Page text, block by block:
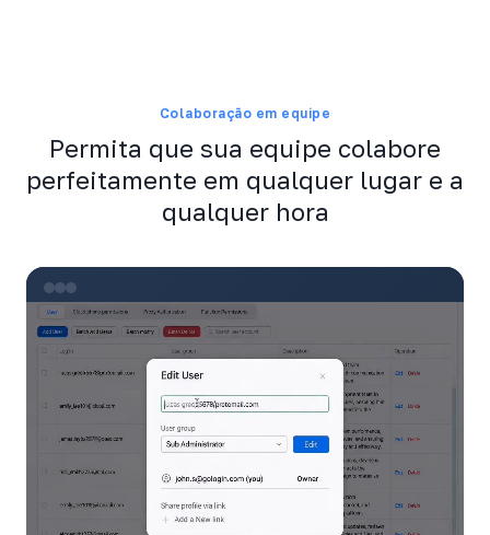
Colaboração em equipe
Permita que sua equipe colabore
perfeitamente em qualquer lugar e a
qualquer hora